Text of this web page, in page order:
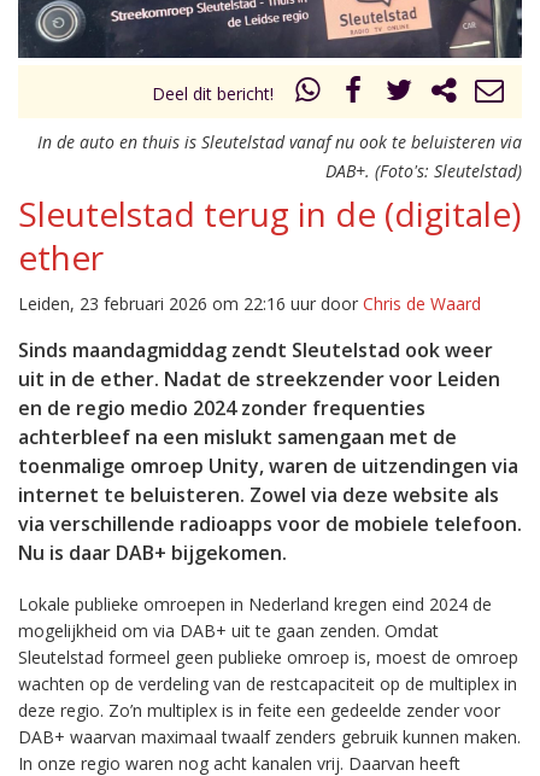
Deel dit bericht!
In de auto en thuis is Sleutelstad vanaf nu ook te beluisteren via
DAB+. (Foto's: Sleutelstad)
Sleutelstad terug in de (digitale)
ether
Leiden, 23 februari 2026 om 22:16 uur door Chris de Waard
Sinds maandagmiddag zendt Sleutelstad ook weer
uit in de ether. Nadat de streekzender voor Leiden
en de regio medio 2024 zonder frequenties
achterbleef na een mislukt samengaan met de
toenmalige omroep Unity, waren de uitzendingen via
internet te beluisteren. Zowel via deze website als
via verschillende radioapps voor de mobiele telefoon.
Nu is daar DAB+ bijgekomen.
Lokale publieke omroepen in Nederland kregen eind 2024 de
mogelijkheid om via DAB+ uit te gaan zenden. Omdat
Sleutelstad formeel geen publieke omroep is, moest de omroep
wachten op de verdeling van de restcapaciteit op de multiplex in
deze regio. Zo’n multiplex is in feite een gedeelde zender voor
DAB+ waarvan maximaal twaalf zenders gebruik kunnen maken.
In onze regio waren nog acht kanalen vrij. Daarvan heeft